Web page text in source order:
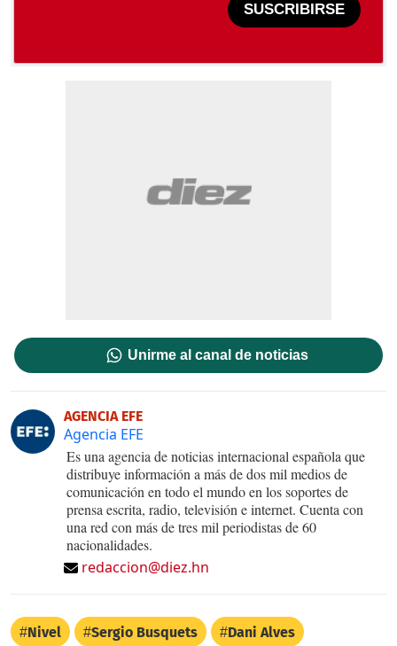
SUSCRIBIRSE
Unirme al canal de noticias
AGENCIA EFE
Agencia EFE
Es una agencia de noticias internacional española que
distribuye información a más de dos mil medios de
comunicación en todo el mundo en los soportes de
prensa escrita, radio, televisión e internet. Cuenta con
una red con más de tres mil periodistas de 60
nacionalidades.
redaccion@diez.hn
Nivel Sergio Busquets Dani Alves